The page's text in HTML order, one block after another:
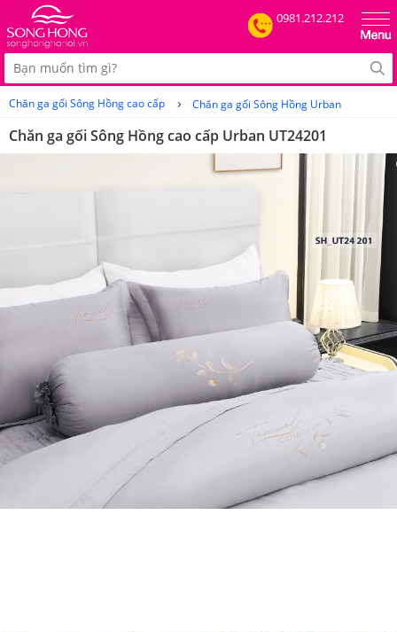
0981.212.212
Chăn ga gối Sông Hồng cao cấp › Chăn ga gối Sông Hồng Urban
Chăn ga gối Sông Hồng cao cấp Urban UT24201